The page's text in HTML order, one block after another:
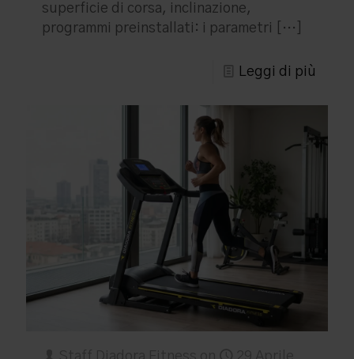
superficie di corsa, inclinazione,
programmi preinstallati: i parametri
[…]
Leggi di più